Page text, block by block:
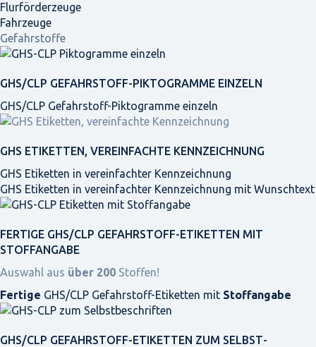
Flurförderzeuge
Fahrzeuge
Gefahrstoffe
GHS/CLP GEFAHRSTOFF-PIKTOGRAMME EINZELN
GHS/CLP Gefahrstoff-Piktogramme einzeln
GHS ETIKETTEN, VEREINFACHTE KENNZEICHNUNG
GHS Etiketten in vereinfachter Kennzeichnung
GHS Etiketten in vereinfachter Kennzeichnung mit Wunschtext
FERTIGE GHS/CLP GEFAHRSTOFF-ETIKETTEN MIT
STOFFANGABE
Auswahl aus über 200 Stoffen!
Fertige GHS/CLP Gefahrstoff-Etiketten mit Stoffangabe
GHS/CLP GEFAHRSTOFF-ETIKETTEN ZUM SELBST­